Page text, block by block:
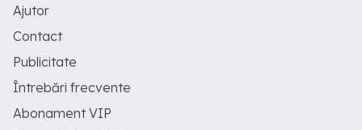
Ajutor
Contact
Publicitate
Întrebări frecvente
Abonament VIP